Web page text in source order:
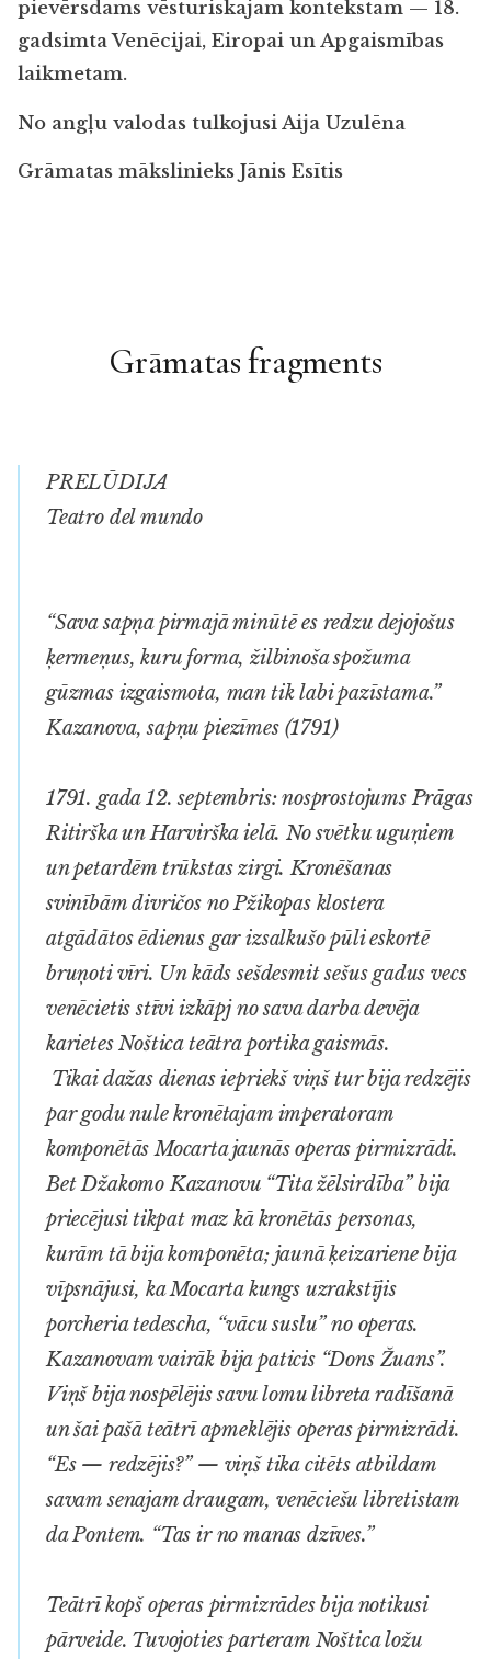
pievērsdams vēsturiskajam kontekstam — 18.
gadsimta Venēcijai, Eiropai un Apgaismības
laikmetam.
No angļu valodas tulkojusi Aija Uzulēna
Grāmatas mākslinieks Jānis Esītis
Grāmatas fragments
PRELŪDIJA
Teatro del mundo
“Sava sapņa pirmajā minūtē es redzu dejojošus
ķermeņus, kuru forma,žilbinoša spožuma
gūzmas izgaismota, man tik labi pazīstama.”
Kazanova, sapņu piezīmes (1791)
1791. gada 12. septembris: nosprostojums Prāgas
Ritirška un Harvirška ielā. No svētku uguņiem
un petardēm trūkstas zirgi. Kronēšanas
svinībām divričos no Pžikopas klostera
atgādātos ēdienus gar izsalkušo pūli eskortē
bruņoti vīri. Un kāds sešdesmit sešus gadus vecs
venēcietis stīvi izkāpj no sava darba devēja
karietes Noštica teātra portika gaismās.
Tikai dažas dienas iepriekš viņš tur bija redzējis
par godu nule kronētajam imperatoram
komponētās Mocarta jaunās operas pirmizrādi.
Bet Džakomo Kazanovu “Tita žēlsirdība” bija
priecējusi tikpat maz kā kronētās personas,
kurām tā bija komponēta; jaunā ķeizariene bija
vīpsnājusi, ka Mocarta kungs uzrakstījis
porcheria tedescha, “vācu suslu” no operas.
Kazanovam vairāk bija paticis “Dons Žuans”.
Viņš bija nospēlējis savu lomu libreta radīšanā
un šai pašā teātrī apmeklējis operas pirmizrādi.
“Es — redzējis?” — viņš tika citēts atbildam
savam senajam draugam, venēciešu libretistam
da Pontem. “Tas ir no manas dzīves.”
Teātrī kopš operas pirmizrādes bija notikusi
pārveide. Tuvojoties parteram Noštica ložu